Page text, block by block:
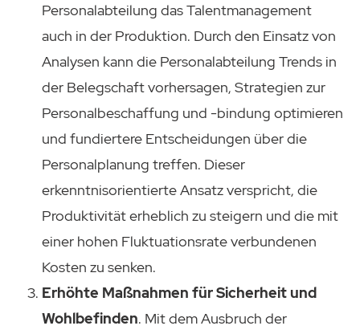
Personalabteilung das Talentmanagement
auch in der Produktion. Durch den Einsatz von
Analysen kann die Personalabteilung Trends in
der Belegschaft vorhersagen, Strategien zur
Personalbeschaffung und -bindung optimieren
und fundiertere Entscheidungen über die
Personalplanung treffen. Dieser
erkenntnisorientierte Ansatz verspricht, die
Produktivität erheblich zu steigern und die mit
einer hohen Fluktuationsrate verbundenen
Kosten zu senken.
Erhöhte Maßnahmen für Sicherheit und
Wohlbefinden. Mit dem Ausbruch der